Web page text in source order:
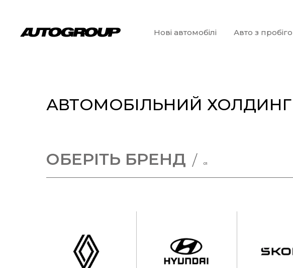
Нові автомобілі Авто з
АВТОМОБІЛЬНИЙ ХОЛДИНГ
ОБЕРІТЬ БРЕНД 01